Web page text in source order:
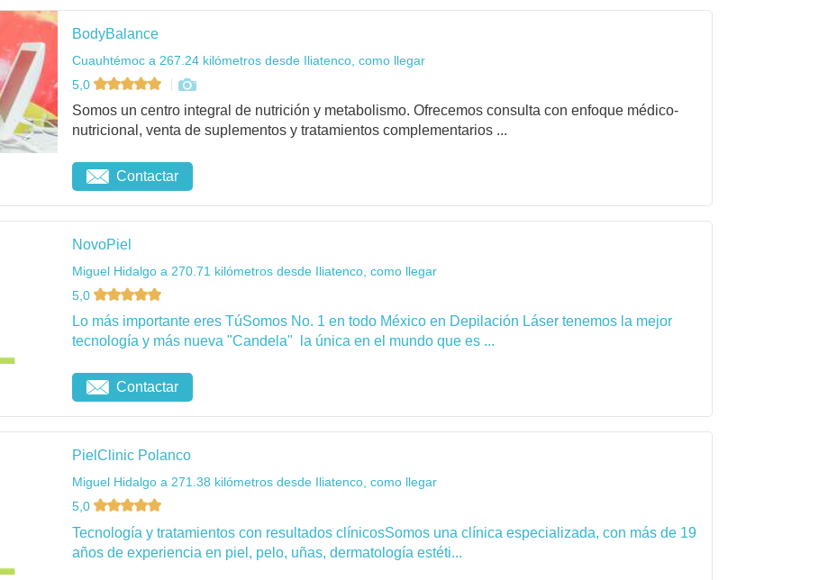
BodyBalance
Cuauhtémoc a 267.24 kilómetros desde Iliatenco, como llegar
5,0
Somos un centro integral de nutrición y metabolismo. Ofrecemos consulta con enfoque médico-
nutricional, venta de suplementos y tratamientos complementarios ...
Contactar
NovoPiel
Miguel Hidalgo a 270.71 kilómetros desde Iliatenco, como llegar
5,0
Lo más importante eres TúSomos No. 1 en todo México en Depilación Láser tenemos la mejor
tecnología y más nueva "Candela" la única en el mundo que es ...
Contactar
PielClinic Polanco
Miguel Hidalgo a 271.38 kilómetros desde Iliatenco, como llegar
5,0
Tecnología y tratamientos con resultados clínicosSomos una clínica especializada, con más de 19
años de experiencia en piel, pelo, uñas, dermatología estéti...